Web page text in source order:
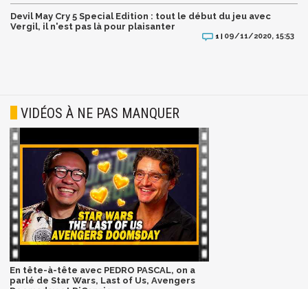
Devil May Cry 5 Special Edition : tout le début du jeu avec
Vergil, il n'est pas là pour plaisanter
1 | 09/11/2020, 15:53
VIDÉOS À NE PAS MANQUER
En tête-à-tête avec PEDRO PASCAL, on a
parlé de Star Wars, Last of Us, Avengers